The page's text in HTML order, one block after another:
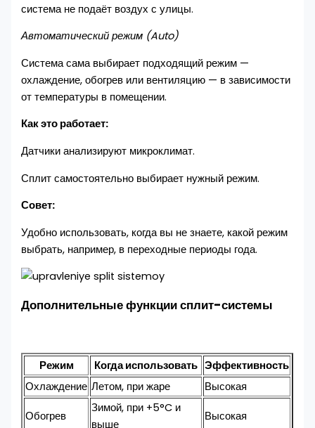
система не подаёт воздух с улицы.
Автоматический режим (Auto)
Система сама выбирает подходящий режим —
охлаждение, обогрев или вентиляцию — в зависимости
от температуры в помещении.
Как это работает:
Датчики анализируют микроклимат.
Сплит самостоятельно выбирает нужный режим.
Совет:
Удобно использовать, когда вы не знаете, какой режим
выбрать, например, в переходные периоды года.
Дополнительные функции сплит-системы
Режим Когда использовать Эффективность
Охлаждение Летом, при жаре Высокая
Обогрев
Зимой, при +5°C и
выше
Высокая